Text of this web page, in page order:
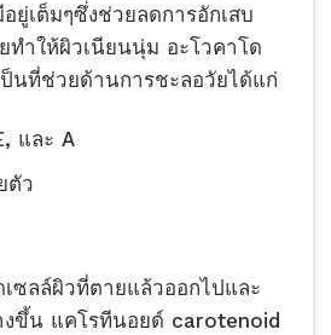
ยู่เต็มๆซึ่งช่วยลดการอักเสบ
ทำให้ผิวเนียนนุ่ม อะโวคาโด
ป็นที่ช่วยด้านการชะลอวัยได้แก่
และ A
ตัว
ซลล์ผิวที่ตายแล้วออกไปและ
งขึ้น แคโรทีนอยด์ carotenoid